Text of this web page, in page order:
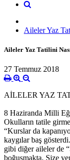
Aileler Yaz
Aileler Yaz Tatilini
27 Temmuz 2018
AİLELER YAZ
8 Haziranda Milli
Okulların tatile
“Kurslar da
kaygılar baş
gibi diğer aileler de
boğuşmakta. Size